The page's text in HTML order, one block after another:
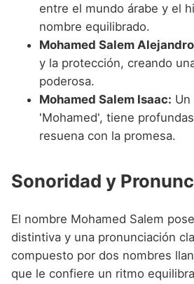
entre el mundo árabe y el
nombre equilibrado.
Mohamed Salem
y la protección, creando
poderosa.
Mohamed Salem Isaac:
'Mohamed', tiene
resuena con la promesa.
Sonoridad y
El nombre Mohamed Salem
distintiva y una pronunciación
compuesto por dos nombres
que le confiere un ritmo